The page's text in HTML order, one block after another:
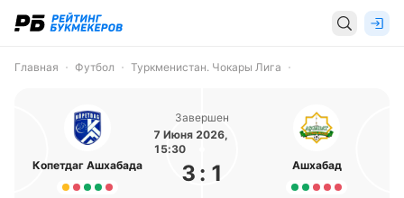
Главная Футбол Туркменистан. Чокары Лига
Копетдаг Ашхабада
Завершен
7 Июня 2026,
15:30
3 : 1 Ашхабад